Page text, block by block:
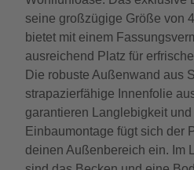
seine großzügige Größe von
bietet mit einem
ausreichend Platz für
Die robuste Außenwand aus
strapazierfähige Innenfolie
garantieren Langlebigkeit
Einbaumontage fügt sich der
deinen Außenbereich ein. Im